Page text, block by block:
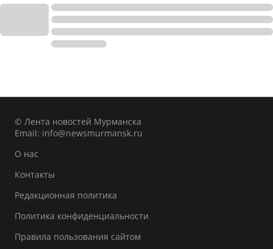
© Лента новостей Мурманска
Email: info@newsmurmansk.ru
О нас
Контакты
Редакционная политика
Политика конфиденциальности
Правила пользования сайтом